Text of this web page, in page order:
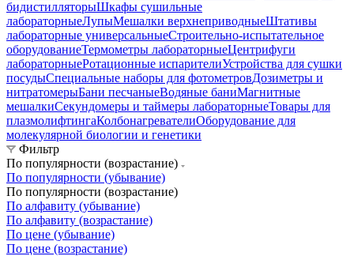
бидистилляторыШкафы сушильные
лабораторныеЛупыМешалки верхнеприводныеШтативы
лабораторные универсальныеСтроительно-испытательное
оборудованиеТермометры лабораторныеЦентрифуги
лабораторныеРотационные испарителиУстройства для сушки
посудыСпециальные наборы для фотометровДозиметры и
нитратомерыБани песчаныеВодяные баниМагнитные
мешалкиСекундомеры и таймеры лабораторныеТовары для
плазмолифтингаКолбонагревателиОборудование для
молекулярной биологии и генетики
Фильтр
По популярности (возрастание)
По популярности (убывание)
По популярности (возрастание)
По алфавиту (убывание)
По алфавиту (возрастание)
По цене (убывание)
По цене (возрастание)